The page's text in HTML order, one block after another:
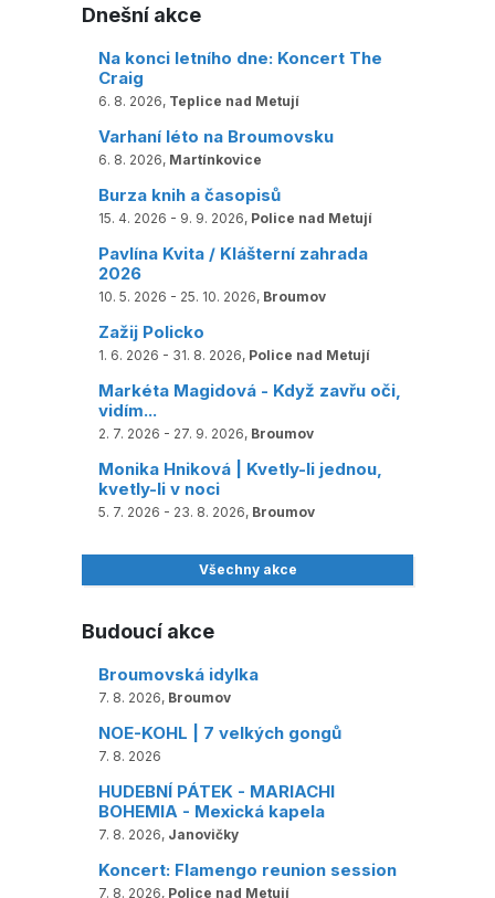
Dnešní akce
Na konci letního dne: Koncert The
Craig
6. 8. 2026, Teplice nad Metují
Varhaní léto na Broumovsku
6. 8. 2026, Martínkovice
Burza knih a časopisů
15. 4. 2026 - 9. 9. 2026, Police nad Metují
Pavlína Kvita / Klášterní zahrada
2026
10. 5. 2026 - 25. 10. 2026, Broumov
Zažij Policko
1. 6. 2026 - 31. 8. 2026, Police nad Metují
Markéta Magidová - Když zavřu oči,
vidím...
2. 7. 2026 - 27. 9. 2026, Broumov
Monika Hniková | Kvetly-li jednou,
kvetly-li v noci
5. 7. 2026 - 23. 8. 2026, Broumov
Všechny akce
Budoucí akce
Broumovská idylka
7. 8. 2026, Broumov
NOE-KOHL | 7 velkých gongů
7. 8. 2026
HUDEBNÍ PÁTEK - MARIACHI
BOHEMIA - Mexická kapela
7. 8. 2026, Janovičky
Koncert: Flamengo reunion session
7. 8. 2026, Police nad Metují